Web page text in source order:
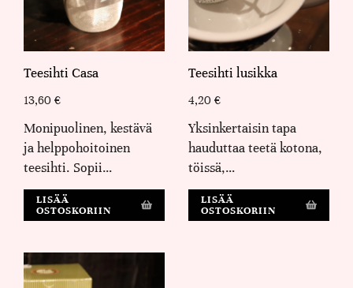
Teesihti Casa
13,60 €
Monipuolinen, kestävä
ja helppohoitoinen
teesihti. Sopii…
LISÄÄ
OSTOSKORIIN
Teesihti lusikka
4,20 €
Yksinkertaisin tapa
hauduttaa teetä kotona,
töissä,…
LISÄÄ
OSTOSKORIIN